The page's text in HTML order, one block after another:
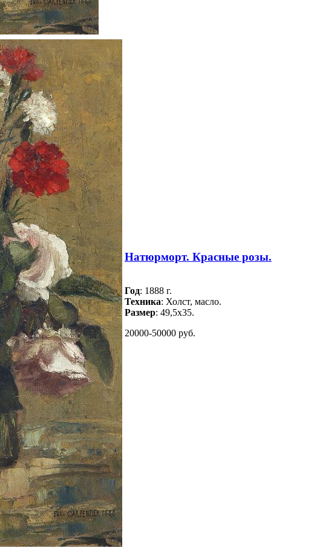
Натюрморт. Красные розы.
Год: 1888 г.
Техника: Холст, масло.
Размер: 49,5х35.
20000-50000 руб.